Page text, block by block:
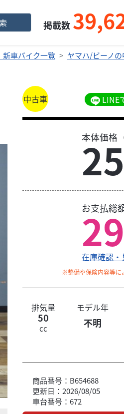
掲載数
新車バイク一覧
ヤマハ/ビーノ
中古車 LINE
本体価格
お支払総
在庫確認
※整備や保険内容等に
排気量 モデル年
50
cc 不明
商品番号：B654688
更新日：2026/08/05
車台番号：672